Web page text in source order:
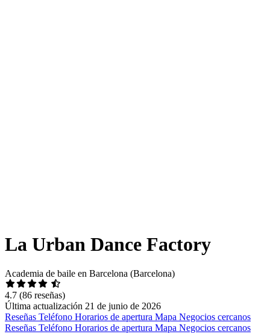
La Urban Dance Factory
Academia de baile en Barcelona (Barcelona)
4.7 (86 reseñas)
Última actualización 21 de junio de 2026
Reseñas Teléfono Horarios de apertura Mapa Negocios cercanos
Reseñas Teléfono Horarios de apertura Mapa Negocios cercanos